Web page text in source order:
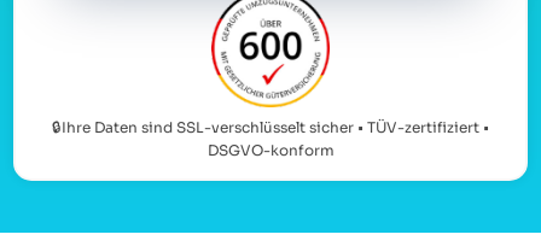
🔒Ihre Daten sind SSL-verschlüsselt sicher • TÜV-zertifiziert •
DSGVO-konform